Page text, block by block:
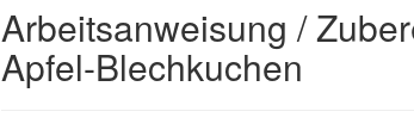
Arbeitsanweisung /
Apfel-Blechkuchen